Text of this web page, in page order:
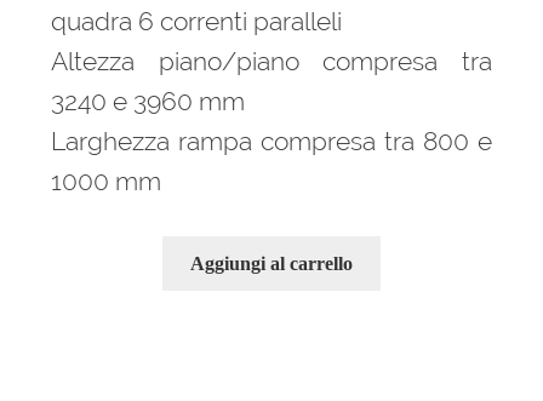
quadra 6 correnti paralleli
Altezza piano/piano compresa tra
3240 e 3960 mm
Larghezza rampa compresa tra 800 e
1000 mm
Aggiungi al carrello